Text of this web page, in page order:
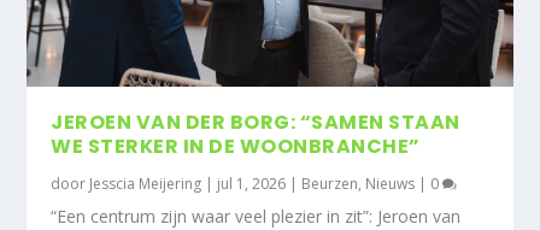
JEROEN VAN DER BORG: “SAMEN STAAN
WE STERKER IN DE WOONBRANCHE”
door Jesscia Meijering | jul 1, 2026 | Beurzen, Nieuws | 0
“Een centrum zijn waar veel plezier in zit”: Jeroen van